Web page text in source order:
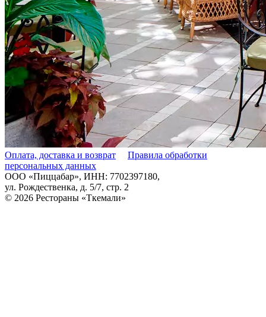
Оплата, доставка и возврат
Правила обработки
персональных данных
ООО «Пиццабар», ИНН: 7702397180,
ул. Рождественка, д. 5/7, стр. 2
© 2026 Рестораны «Ткемали»